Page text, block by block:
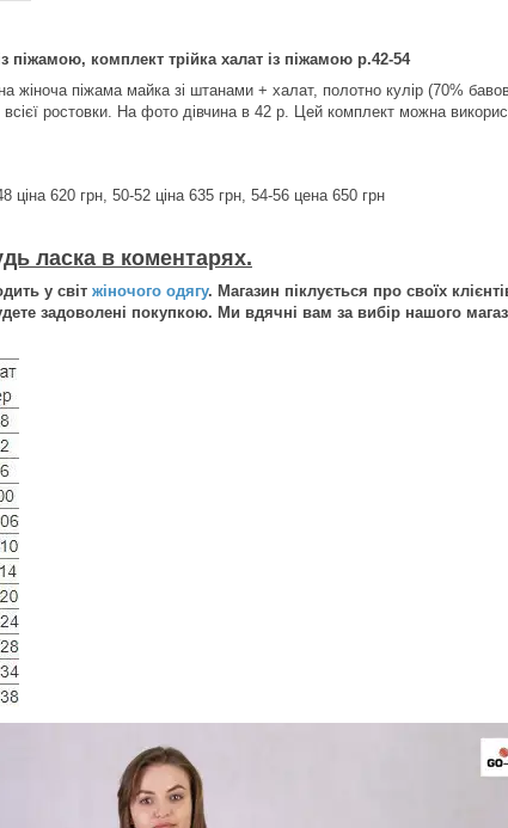
піжамою, комплект трійка халат із піжамою р.42-54
жіноча піжама майка зі штанами + халат, полотно кулір (70%
всієї ростовки. На фото дівчина в 42 р. Цей комплект можна
ціна 620 грн, 50-52 ціна 635 грн, 54-56 цена 650 грн
ласка в коментарях.
у світ жіночого одягу. Магазин піклується про своїх
задоволені покупкою. Ми вдячні вам за вибір нашого